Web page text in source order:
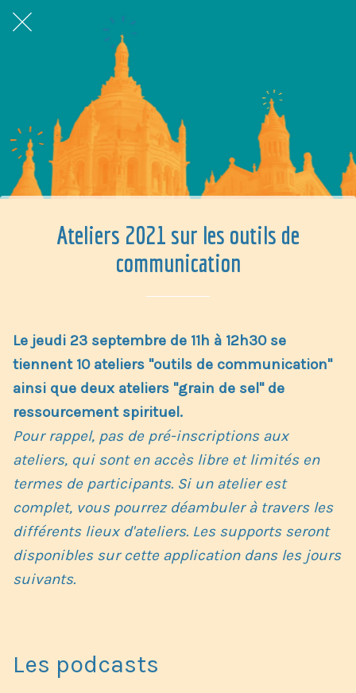
Ateliers 2021 sur les outils de
communication
Le jeudi 23 septembre de 11h à 12h30 se
tiennent 10 ateliers "outils de communication"
ainsi que deux ateliers "grain de sel" de
ressourcement spirituel.
Pour rappel, pas de pré-inscriptions aux
ateliers, qui sont en accès libre et limités en
termes de participants. Si un atelier est
complet, vous pourrez déambuler à travers les
différents lieux d'ateliers. Les supports seront
disponibles sur cette application dans les jours
suivants.
Les podcasts